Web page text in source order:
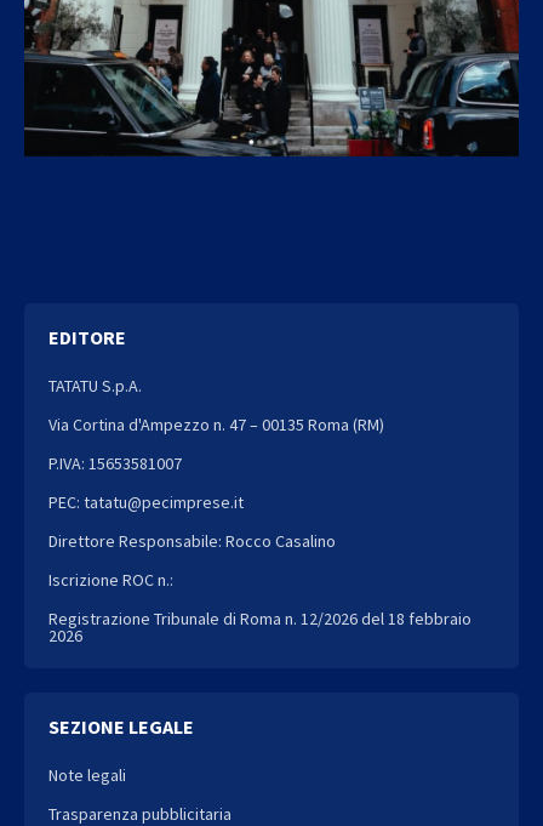
EDITORE
TATATU S.p.A.
Via Cortina d'Ampezzo n. 47 – 00135 Roma (RM)
P.IVA: 15653581007
PEC: tatatu@pecimprese.it
Direttore Responsabile: Rocco Casalino
Iscrizione ROC n.:
Registrazione Tribunale di Roma n. 12/2026 del 18 febbraio
2026
SEZIONE LEGALE
Note legali
Trasparenza pubblicitaria